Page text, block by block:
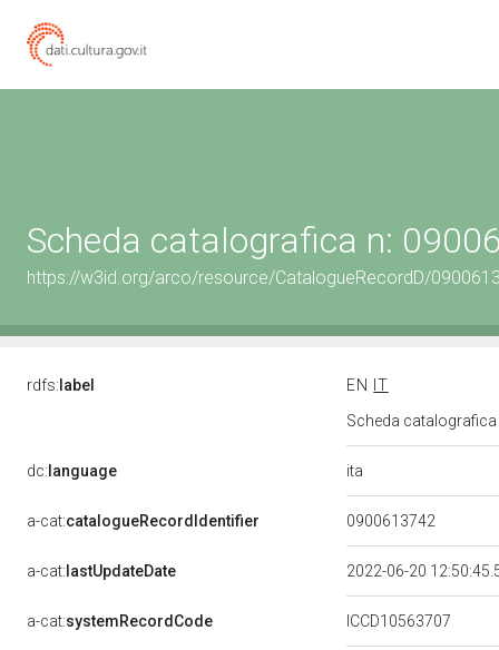
Scheda catalografica n:
https://w3id.org/arco/resource/CatalogueRecordD/
rdfs: label EN
IT
Scheda
dc: language ita
a-cat:catalogueRecordIdentifier 0900613742
a-cat: lastUpdateDate 2022-06-20
a-cat:systemRecordCode ICCD10563707